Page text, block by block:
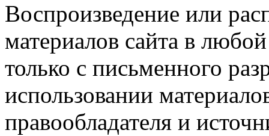
Воспроизведение или
материалов сайта в
только с письменного
использовании
правообладателя и